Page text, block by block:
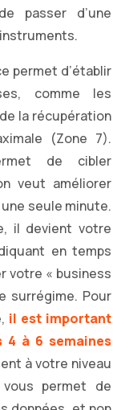
passer d’une
permet d’établir
comme les
la récupération
(Zone 7).
de cibler
veut améliorer
seule minute.
il devient votre
en temps
votre « business
surrégime. Pour
il est important
4 à 6 semaines
à votre niveau
permet de